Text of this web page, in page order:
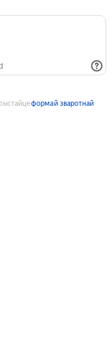
формай зваротнай